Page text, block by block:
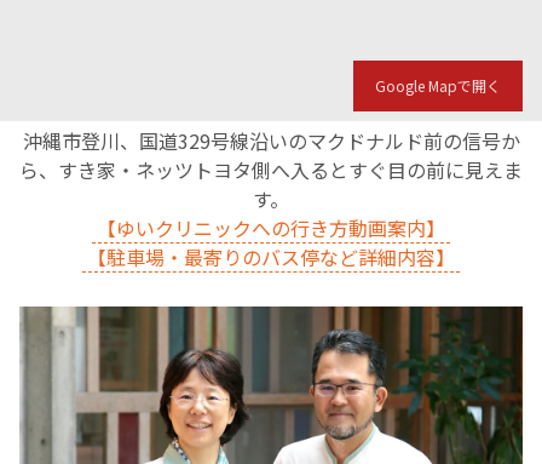
Google Mapで開く
沖縄市登川、国道329号線沿いのマクドナルド前の信号か
ら、すき家・ネッツトヨタ側へ入るとすぐ目の前に見えま
す。
【ゆいクリニックへの行き方動画案内】
【駐車場・最寄りのバス停など詳細内容】